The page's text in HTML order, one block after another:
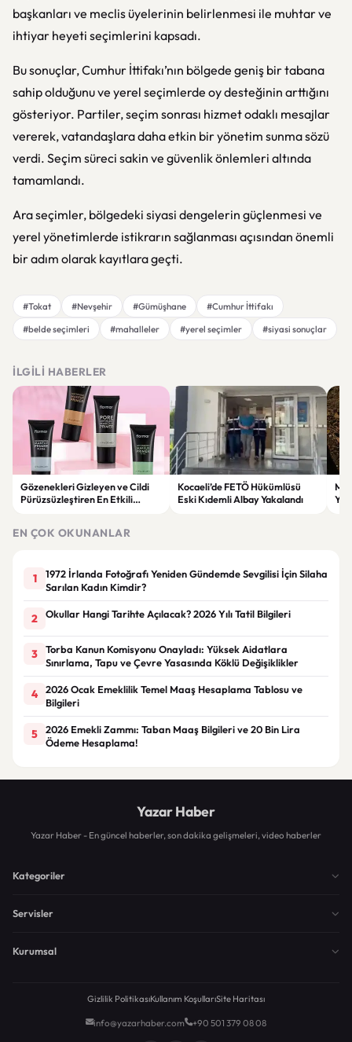
başkanları ve meclis üyelerinin belirlenmesi ile muhtar ve
ihtiyar heyeti seçimlerini kapsadı.
Bu sonuçlar, Cumhur İttifakı’nın bölgede geniş bir tabana
sahip olduğunu ve yerel seçimlerde oy desteğinin arttığını
gösteriyor. Partiler, seçim sonrası hizmet odaklı mesajlar
vererek, vatandaşlara daha etkin bir yönetim sunma sözü
verdi. Seçim süreci sakin ve güvenlik önlemleri altında
tamamlandı.
Ara seçimler, bölgedeki siyasi dengelerin güçlenmesi ve
yerel yönetimlerde istikrarın sağlanması açısından önemli
bir adım olarak kayıtlara geçti.
#Tokat #Nevşehir #Gümüşhane
#Cumhur İttifakı
#belde seçimleri
#mahalleler #yerel seçimler #siyasi sonuçlar
İLGILI HABERLER
Gözenekleri Gizleyen ve Cildi
Pürüzsüzleştiren En Etkili
Kocaeli’de FETÖ Hükümlüsü
Eski Kıdemli Albay Yakalandı
EN ÇOK OKUNANLAR
1
1972 İrlanda Fotoğrafı Yeniden Gündemde Sevgilisi İçin Silaha
Sarılan Kadın Kimdir?
2 Okullar Hangi Tarihte Açılacak? 2026 Yılı Tatil Bilgileri
3
Torba Kanun Komisyonu Onayladı: Yüksek Aidatlara
Sınırlama, Tapu ve Çevre Yasasında Köklü Değişiklikler
4
2026 Ocak Emeklilik Temel Maaş Hesaplama Tablosu ve
Bilgileri
5
2026 Emekli Zammı: Taban Maaş Bilgileri ve 20 Bin Lira
Ödeme Hesaplama!
Yazar Haber
Yazar Haber - En güncel haberler, son dakika gelişmeleri, video haberler
Kategoriler
Servisler
Kurumsal
Gizlilik PolitikasıKullanım KoşullarıSite Haritası
info@yazarhaber.com +90 501 379 08 08